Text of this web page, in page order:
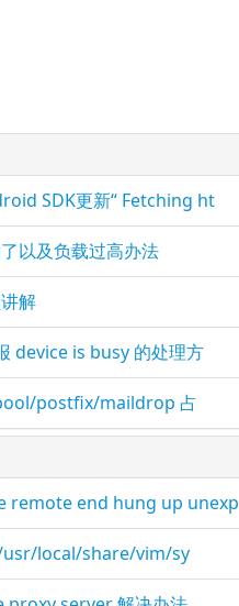
SDK更新“ Fetching ht
以及负载过高办法
解
device is busy 的处理方
postfix/maildrop 占
remote end hung up unexp
usr/local/share/vim/sy